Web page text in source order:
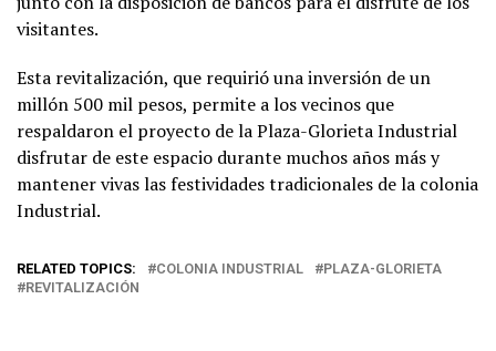
visitantes.
Esta revitalización, que requirió una inversión de un
millón 500 mil pesos, permite a los vecinos que
respaldaron el proyecto de la Plaza-Glorieta Industrial
disfrutar de este espacio durante muchos años más y
mantener vivas las festividades tradicionales de la colonia
Industrial.
RELATED TOPICS: COLONIA INDUSTRIAL
PLAZA-GLORIETA
REVITALIZACIÓN